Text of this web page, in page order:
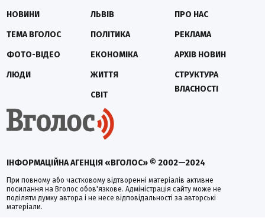
ІНФОРМАЦІЙНА АГЕНЦІЯ «ВГОЛОС» © 2002—2024
При повному або частковому відтворенні матеріалів активне
посилання на Вголос обов'язкове. Адміністрація сайту може не
поділяти думку автора і не несе відповідальності за авторські
матеріали.
НОВИНИ
ТЕМА ВГОЛОС
ФОТО-ВІДЕО
ЛЮДИ
ЛЬВІВ
ПОЛІТИКА
ЕКОНОМІКА
ЖИТТЯ
СВІТ
ПРО НАС
РЕКЛАМА
АРХІВ НОВИН
СТРУКТУРА
ВЛАСНОСТІ